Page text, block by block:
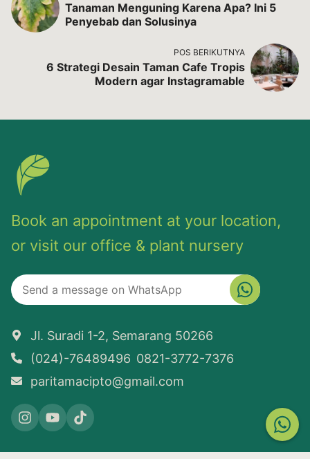
Tanaman Menguning Karena Apa? Ini 5
Penyebab dan Solusinya
POS BERIKUTNYA
6 Strategi Desain Taman Cafe Tropis
Modern agar Instagramable
Book an appointment at your location,
or visit our office & plant nursery
Jl. Suradi 1-2, Semarang 50266
(024)-76489496 0821-3772-7376
paritamacipto@gmail.com